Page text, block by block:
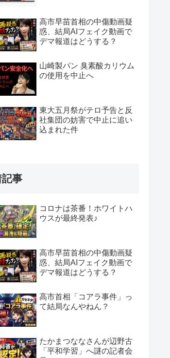
高市早苗首相の中傷動画疑
惑、結局AIフェイク動画で
デマ報道はどうする？
山崎製パン 臭素酸カリウム
の使用を中止へ
東大五月祭がテロ予告と反
社集団の妨害で中止に追い
込まれた件
事
コロナは茶番！ホワイトハ
ウスが最終発表♪
高市早苗首相の中傷動画疑
惑、結局AIフェイク動画で
デマ報道はどうする？
高市首相「コアラ事件」っ
て結局なんやねん？
たかまつななさんが辺野古
「平和学習」へ謎の記者会